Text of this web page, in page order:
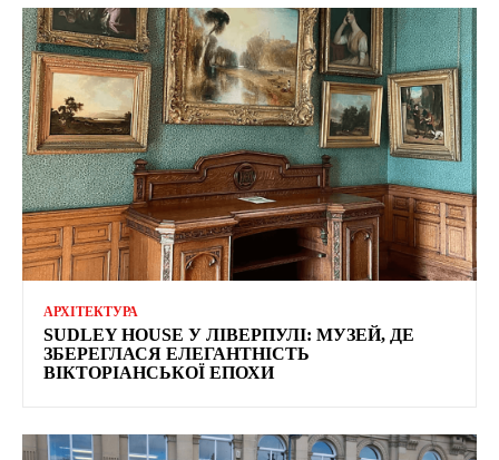
АРХІТЕКТУРА
SUDLEY HOUSE У ЛІВЕРПУЛІ: МУЗЕЙ, ДЕ
ЗБЕРЕГЛАСЯ ЕЛЕГАНТНІСТЬ
ВІКТОРІАНСЬКОЇ ЕПОХИ